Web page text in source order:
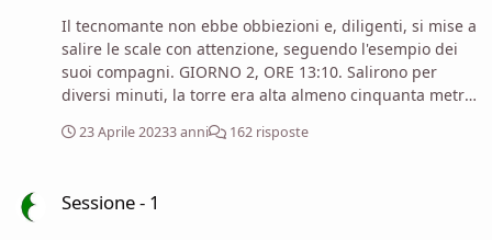
Il tecnomante non ebbe obbiezioni e, diligenti, si mise a
salire le scale con attenzione, seguendo l'esempio dei
suoi compagni. GIORNO 2, ORE 13:10. Salirono per
diversi minuti, la torre era alta almeno cinquanta metri,
il gruppo entrò in una stanza quadrata: il suo interno
inservibili da quanto erano ammalorati.
23 Aprile 20233 anni 162 risposte
Sessione - 1